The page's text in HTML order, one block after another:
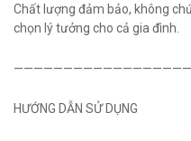
Chất lượng đảm bảo, không
chọn lý tưởng cho cả gia đình.
HƯỚNG DẪN SỬ DỤNG